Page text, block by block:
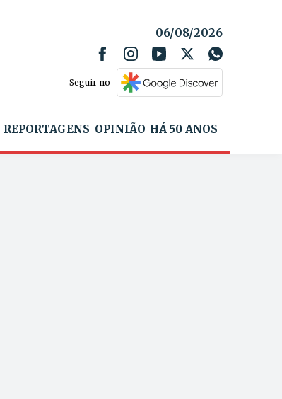
06/08/2026
Seguir no
REPORTAGENS OPINIÃO HÁ 50 ANOS